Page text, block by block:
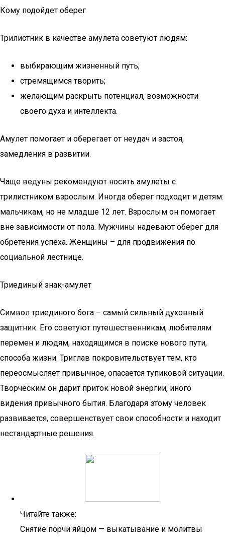
Кому подойдет оберег
Трилистник в качестве амулета советуют людям:
выбирающим жизненный путь;
стремящимся творить;
желающим раскрыть потенциал, возможности
своего духа и интеллекта.
Амулет помогает и оберегает от неудач и застоя,
замедления в развитии.
Чаще ведуны рекомендуют носить амулеты с
трилистником взрослым. Иногда оберег подходит и детям:
мальчикам, но не младше 12 лет. Взрослым он помогает
вне зависимости от пола. Мужчины надевают оберег для
обретения успеха. Женщины – для продвижения по
социальной лестнице.
Триединый знак-амулет
Символ триединого бога – самый сильный духовный
защитник. Его советуют путешественникам, любителям
перемен и людям, находящимся в поиске нового пути,
способа жизни. Триглав покровительствует тем, кто
переосмысляет привычное, опасается тупиковой ситуации.
Творческим он дарит приток новой энергии, иного
видения привычного бытия. Благодаря этому человек
развивается, совершенствует свои способности и находит
нестандартные решения.
Читайте также:
Снятие порчи яйцом — выкатывание и молитвы